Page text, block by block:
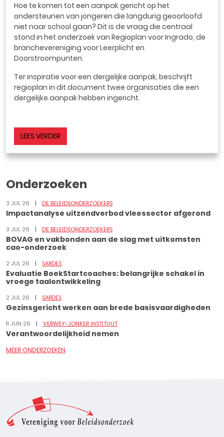
Hoe te komen tot een aanpak gericht op het
ondersteunen van jongeren die langdurig geoorloofd
niet naar school gaan? Dit is de vraag die centraal
stond in het onderzoek van Regioplan voor Ingrado, de
branchevereniging voor Leerplicht en
Doorstroompunten.
Ter inspiratie voor een dergelijke aanpak, beschrijft
regioplan in dit document twee organisaties die een
dergelijke aanpak hebben ingericht.
LEES VERDER
Onderzoeken
3 JUL 26 DE BELEIDSONDERZOEKERS
Impactanalyse uitzendverbod vleessector afgerond
3 JUL 26 DE BELEIDSONDERZOEKERS
BOVAG en vakbonden aan de slag met uitkomsten
cao-onderzoek
2 JUL 26 SARDES
Evaluatie BoekStartcoaches: belangrijke schakel in
vroege taalontwikkeling
2 JUL 26 SARDES
Gezinsgericht werken aan brede basisvaardigheden
11 JUN 26 VERWEY-JONKER INSTITUUT
Verantwoordelijkheid nemen
MEER ONDERZOEKEN